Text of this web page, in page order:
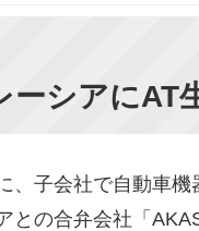
ーシアにAT
子会社で自動車機
との合弁会社「